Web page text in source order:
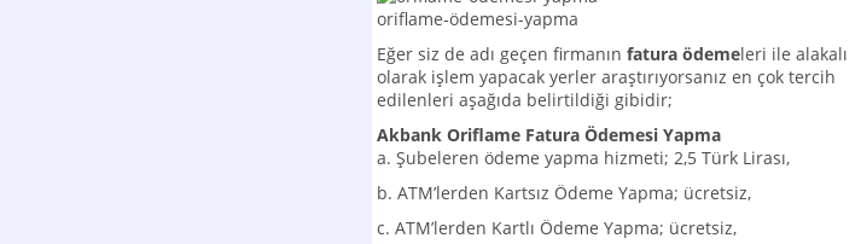
oriflame-ödemesi-yapma
Eğer siz de adı geçen firmanın fatura ödemeleri ile alakalı
olarak işlem yapacak yerler araştırıyorsanız en çok tercih
edilenleri aşağıda belirtildiği gibidir;
Akbank Oriflame Fatura Ödemesi Yapma
a. Şubeleren ödeme yapma hizmeti; 2,5 Türk Lirası,
b. ATM’lerden Kartsız Ödeme Yapma; ücretsiz,
c. ATM’lerden Kartlı Ödeme Yapma; ücretsiz,